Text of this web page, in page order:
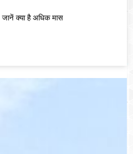
जानें क्या है अधिक मास